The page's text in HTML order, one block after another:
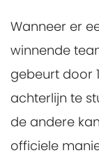
Wanneer er
winnende
gebeurt door
achterlijn te
de andere
officiele